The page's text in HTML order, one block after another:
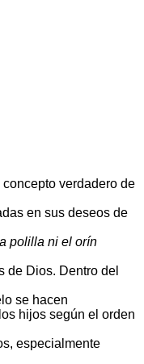
concepto verdadero de
en sus deseos de
polilla ni el orín
de Dios. Dentro del
se hacen
hijos según el orden
especialmente